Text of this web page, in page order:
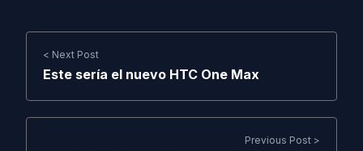
< Next Post
Este sería el nuevo HTC One Max
Previous Post >